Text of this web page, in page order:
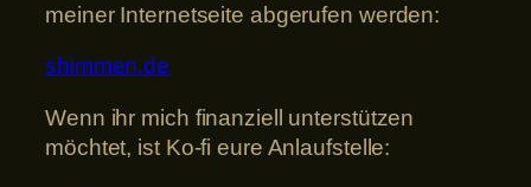
meiner Internetseite abgerufen werden:
shimmen.de
Wenn ihr mich finanziell unterstützen
möchtet, ist Ko-fi eure Anlaufstelle: